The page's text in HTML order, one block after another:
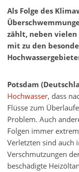
Als Folge des
zählt, neben vielen
mit zu den
Potsdam
Hochwasser, dass
Flüsse zum
Problem. Auch
Folgen immer
Verletzten sind auch
Verschmutzungen
beschädigte